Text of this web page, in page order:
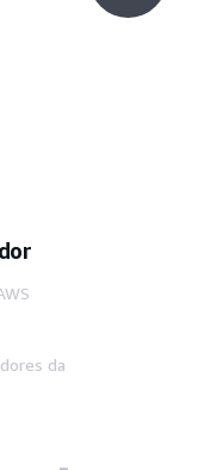
da